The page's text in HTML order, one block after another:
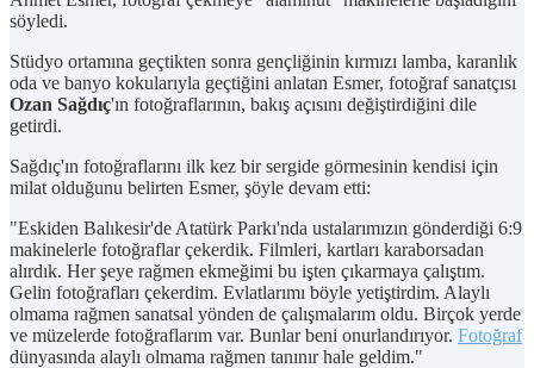
söyledi.
Stüdyo ortamına geçtikten sonra gençliğinin kırmızı lamba, karanlık
oda ve banyo kokularıyla geçtiğini anlatan Esmer, fotoğraf sanatçısı
Ozan Sağdıç'ın fotoğraflarının, bakış açısını değiştirdiğini dile
getirdi.
Sağdıç'ın fotoğraflarını ilk kez bir sergide görmesinin kendisi için
milat olduğunu belirten Esmer, şöyle devam etti:
"Eskiden Balıkesir'de Atatürk Parkı'nda ustalarımızın gönderdiği 6:9
makinelerle fotoğraflar çekerdik. Filmleri, kartları karaborsadan
alırdık. Her şeye rağmen ekmeğimi bu işten çıkarmaya çalıştım.
Gelin fotoğrafları çekerdim. Evlatlarımı böyle yetiştirdim. Alaylı
olmama rağmen sanatsal yönden de çalışmalarım oldu. Birçok yerde
ve müzelerde fotoğraflarım var. Bunlar beni onurlandırıyor. Fotoğraf
dünyasında alaylı olmama rağmen tanınır hale geldim."